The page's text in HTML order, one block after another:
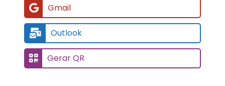
Gmail
Outlook
Gerar QR